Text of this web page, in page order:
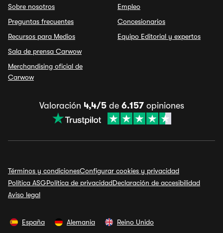
Sobre nosotros
Preguntas frecuentes
Recursos para Medios
Sala de prensa Carwow
Merchandising oficial de
Carwow
Empleo
Concesionarios
Equipo Editorial y expertos
Valoración 4,4/5de 6.157opiniones
Términos y condicionesConfigurar cookies y privacidad
Política ASGPolítica de privacidadDeclaración de accesibilidad
Aviso legal
España Alemania Reino Unido